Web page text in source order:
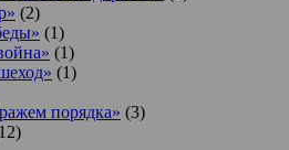
(2)
(1)
(1)
(1)
порядка» (3)